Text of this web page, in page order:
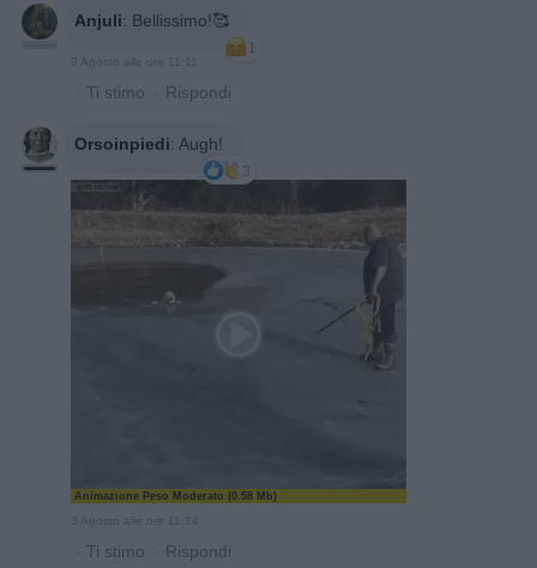
Anjuli: Bellissimo!🥰
1
3 Agosto alle ore 11:11
· Ti stimo · Rispondi
Orsoinpiedi: Augh!
3
Animazione Peso Moderato (0.58 Mb)
3 Agosto alle ore 11:14
· Ti stimo · Rispondi